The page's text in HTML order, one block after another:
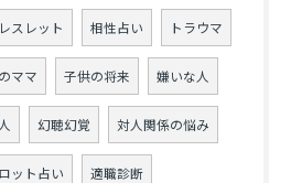
スレット 相性占い トラウマ
ママ 子供の将来 嫌いな人
幻聴幻覚 対人関係の悩み
ット占い 適職診断